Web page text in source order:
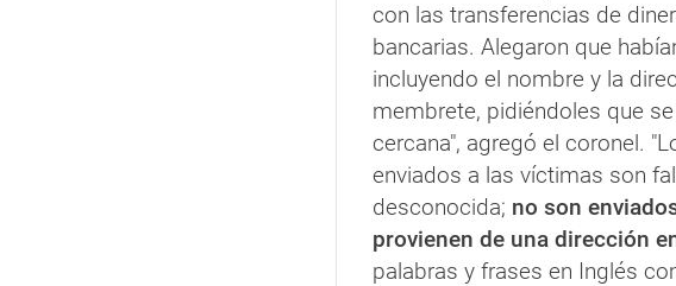
con las transferencias de
bancarias. Alegaron que
incluyendo el nombre y la
membrete, pidiéndoles que
cercana", agregó el coronel.
enviados a las víctimas son
desconocida; no son
provienen de una dirección
palabras y frases en Inglés